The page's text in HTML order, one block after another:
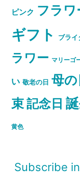
ピンク フラ
ギフト
ブライ
ラワー マリーゴ
い 敬老の日 母の
束記念日
黄色
Subscribe